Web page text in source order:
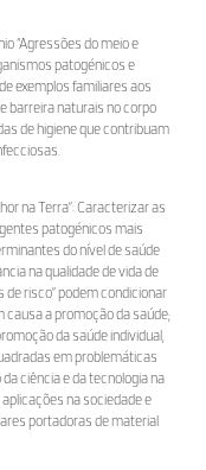
“Agressões do meio e
patogénicos e
exemplos familiares aos
barreira naturais no corpo
de higiene que contribuam
na Terra”: Caracterizar as
patogénicos mais
do nível de saúde
na qualidade de vida de
de risco” podem condicionar
causa a promoção da saúde;
da saúde individual,
em problemáticas
ciência e da tecnologia na
na sociedade e
portadoras de material